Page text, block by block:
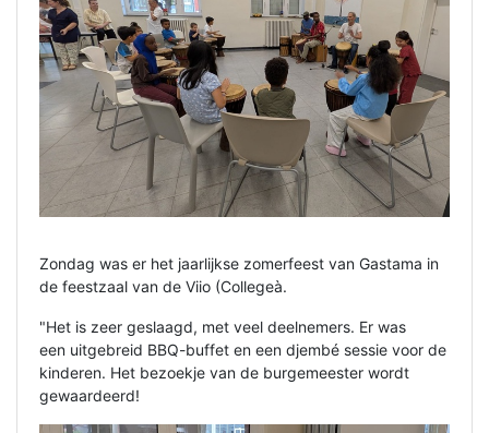
Zondag was er het jaarlijkse zomerfeest van Gastama in
de feestzaal van de Viio (Collegeà.
"Het is zeer geslaagd, met veel deelnemers. Er was
een uitgebreid BBQ-buffet en een djembé sessie voor de
kinderen. Het bezoekje van de burgemeester wordt
gewaardeerd!